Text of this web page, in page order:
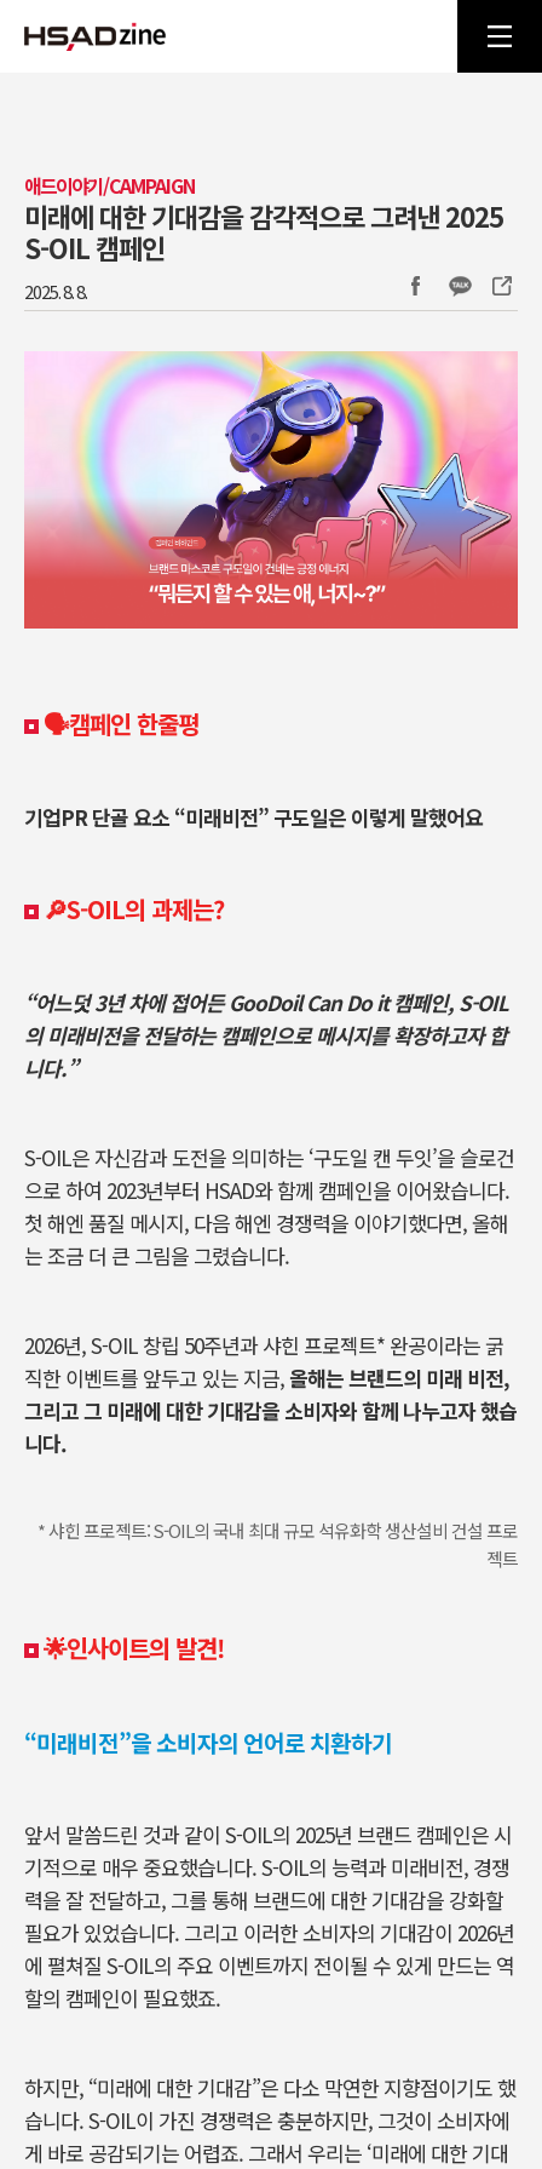
애드이야기/CAMPAIGN
미래에 대한 기대감을 감각적으로 그려낸 2025
S-OIL 캠페인
2025. 8. 8.
🗣️캠페인 한줄평
기업PR 단골 요소 “미래비전” 구도일은 이렇게 말했어요
🔎S-OIL의 과제는?
“어느덧 3년 차에 접어든 GooDoil Can Do it 캠페인, S-OIL
의 미래비전을 전달하는 캠페인으로 메시지를 확장하고자 합
니다.”
S-OIL은 자신감과 도전을 의미하는 ‘구도일 캔 두잇’을 슬로건
으로 하여 2023년부터 HSAD와 함께 캠페인을 이어왔습니다.
첫 해엔 품질 메시지, 다음 해엔 경쟁력을 이야기했다면,올해
는 조금 더 큰 그림을 그렸습니다.
2026년, S-OIL 창립 50주년과 샤힌 프로젝트* 완공이라는 굵
직한 이벤트를 앞두고 있는 지금, 올해는 브랜드의 미래 비전,
그리고 그 미래에 대한 기대감을 소비자와 함께 나누고자 했습
니다.
* 샤힌 프로젝트: S-OIL의 국내 최대 규모 석유화학 생산설비 건설 프로
젝트
🌟인사이트의 발견!
“미래비전”을 소비자의 언어로 치환하기
앞서 말씀드린 것과 같이 S-OIL의 2025년 브랜드 캠페인은 시
기적으로 매우 중요했습니다. S-OIL의 능력과 미래비전, 경쟁
력을 잘 전달하고, 그를 통해 브랜드에 대한 기대감을 강화할
필요가 있었습니다. 그리고 이러한 소비자의 기대감이 2026년
에 펼쳐질 S-OIL의 주요 이벤트까지 전이될 수 있게 만드는 역
할의 캠페인이 필요했죠.
하지만, “미래에 대한 기대감”은 다소 막연한 지향점이기도 했
습니다. S-OIL이 가진 경쟁력은 충분하지만, 그것이 소비자에
게 바로 공감되기는 어렵죠. 그래서 우리는 ‘미래에 대한 기대